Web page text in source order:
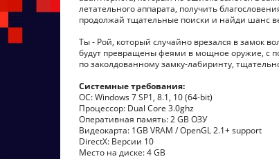
летательного аппарата, получить
продолжай тщательные поиски и найди шанс
Ты - Рой, который случайно врезался в замок
будут превращены феями в мощное оружие, с
по заколдованному замку-лабиринту,
Системные требования:
ОС: Windows 7 SP1, 8.1, 10 (64-bit)
Процессор: Dual Core 3.0ghz
Оперативная память: 2 GB ОЗУ
Видеокарта: 1GB VRAM / OpenGL 2.1+ support
DirectX: Версии 10
Место на диске: 4 GB